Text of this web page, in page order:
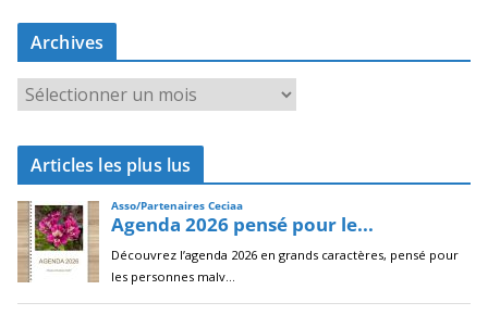
Archives
c
i
v
e
s
Articles les plus lus